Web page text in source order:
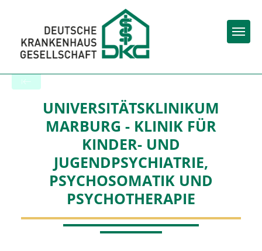
UNIVERSITÄTSKLINIKUM
MARBURG - KLINIK FÜR
KINDER- UND
JUGENDPSYCHIATRIE,
PSYCHOSOMATIK UND
PSYCHOTHERAPIE